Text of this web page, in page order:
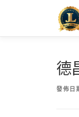
要
德
發佈日